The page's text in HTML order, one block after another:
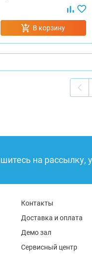
В корзину
на рассылку,
Контакты
Доставка и оплата
Демо зал
Сервисный центр